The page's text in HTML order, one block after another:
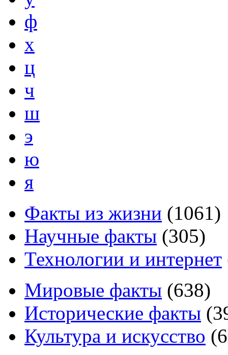
ф
х
ц
ч
ш
э
ю
я
Факты из жизни (1061)
Научные факты (305)
Технологии и интернет
Мировые факты (638)
Исторические факты (
Культура и искусство (